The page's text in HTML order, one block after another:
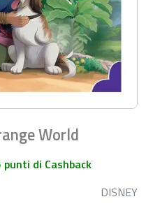
World
di Cashback
DISNEY